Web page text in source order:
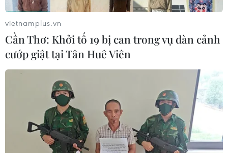
vietnamplus.vn
Cần Thơ: Khởi tố 19 bị can trong vụ dàn cảnh
cướp giật tại Tân Huê Viên